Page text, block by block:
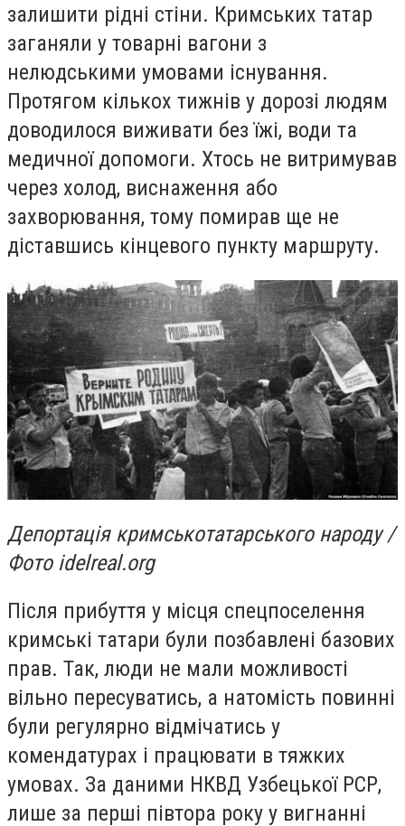
залишити рідні стіни. Кримських татар
заганяли у товарні вагони з
нелюдськими умовами існування.
Протягом кількох тижнів у дорозі людям
доводилося виживати без їжі, води та
медичної допомоги. Хтось не витримував
через холод, виснаження або
захворювання, тому помирав ще не
діставшись кінцевого пункту маршруту.
Депортація кримськотатарського народу /
Фото idelreal.org
Після прибуття у місця спецпоселення
кримські татари були позбавлені базових
прав. Так, люди не мали можливості
вільно пересуватись, а натомість повинні
були регулярно відмічатись у
комендатурах і працювати в тяжких
умовах. За даними НКВД Узбецької РСР,
лише за перші півтора року у вигнанні